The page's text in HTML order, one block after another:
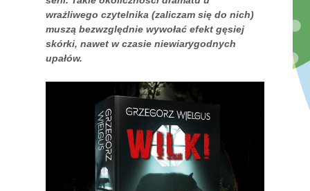
wrażliwego czytelnika (zaliczam się do nich)
muszą bezwzględnie wywołać efekt gęsiej
skórki, nawet w czasie niewiarygodnych
upałów.